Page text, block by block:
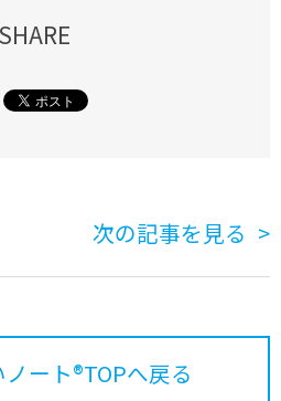
SHARE
次の記事を見る
ート®TOPへ戻る